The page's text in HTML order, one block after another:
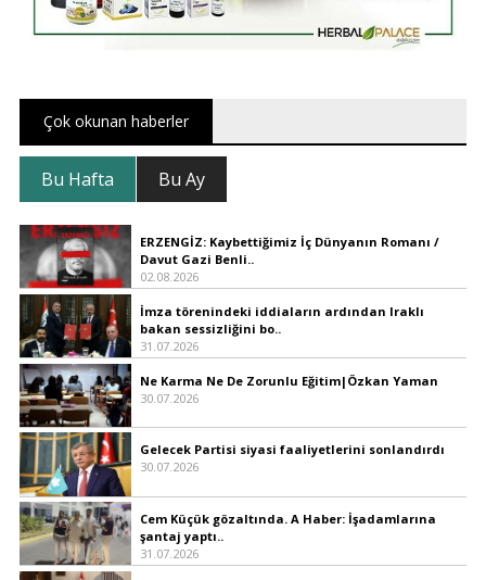
Çok okunan haberler
Bu Hafta Bu Ay
ERZENGİZ: Kaybettiğimiz İç Dünyanın Romanı /
Davut Gazi Benli..
02.08.2026
İmza törenindeki iddiaların ardından Iraklı
bakan sessizliğini bo..
31.07.2026
Ne Karma Ne De Zorunlu Eğitim|Özkan Yaman
30.07.2026
Gelecek Partisi siyasi faaliyetlerini sonlandırdı
30.07.2026
Cem Küçük gözaltında. A Haber: İşadamlarına
şantaj yaptı..
31.07.2026